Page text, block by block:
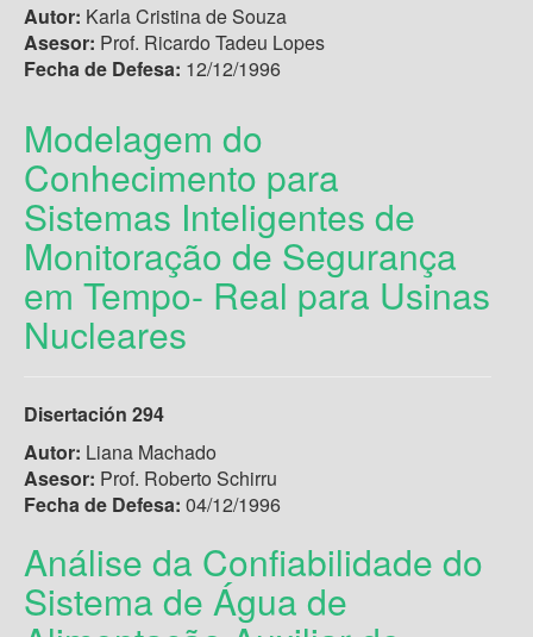
Autor: Karla Cristina de Souza
Asesor: Prof. Ricardo Tadeu Lopes
Fecha de Defesa: 12/12/1996
Modelagem do
Conhecimento para
Sistemas Inteligentes de
Monitoração de Segurança
em Tempo- Real para Usinas
Nucleares
Disertación 294
Autor: Liana Machado
Asesor: Prof. Roberto Schirru
Fecha de Defesa: 04/12/1996
Análise da Confiabilidade do
Sistema de Água de